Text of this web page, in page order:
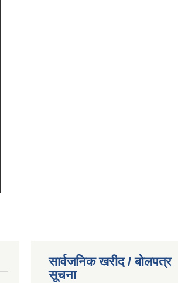
सार्वजनिक खरीद / बोलपत्र
सूचना